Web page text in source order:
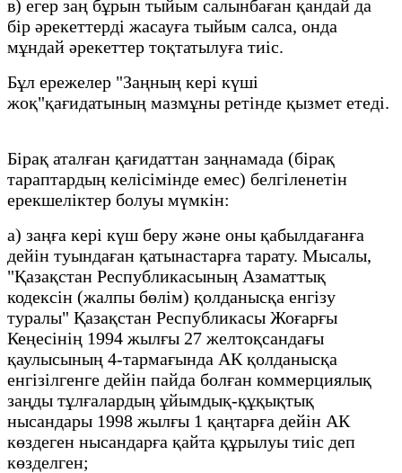
в) егер заң бұрын тыйым салынбаған қандай да
бір әрекеттерді жасауға тыйым салса, онда
мұндай әрекеттер тоқтатылуға тиіс.
Бұл ережелер "Заңның кері күші
жоқ"қағидатының мазмұны ретінде қызмет етеді.
Бірақ аталған қағидаттан заңнамада (бірақ
тараптардың келісімінде емес) белгіленетін
ерекшеліктер болуы мүмкін:
а) заңға кері күш беру және оны қабылдағанға
дейін туындаған қатынастарға тарату. Мысалы,
"Қазақстан Республикасының Азаматтық
кодексін (жалпы бөлім) қолданысқа енгізу
туралы" Қазақстан Республикасы Жоғарғы
Кеңесінің 1994 жылғы 27 желтоқсандағы
қаулысының 4-тармағында АК қолданысқа
енгізілгенге дейін пайда болған коммерциялық
заңды тұлғалардың ұйымдық-құқықтық
нысандары 1998 жылғы 1 қаңтарға дейін АК
көздеген нысандарға қайта құрылуы тиіс деп
көзделген;